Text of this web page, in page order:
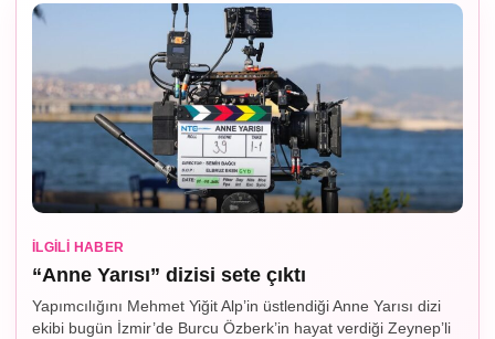
İLGILI HABER
“Anne Yarısı” dizisi sete çıktı
Yapımcılığını Mehmet Yiğit Alp’in üstlendiği Anne Yarısı dizi
ekibi bugün İzmir’de Burcu Özberk’in hayat verdiği Zeynep’li